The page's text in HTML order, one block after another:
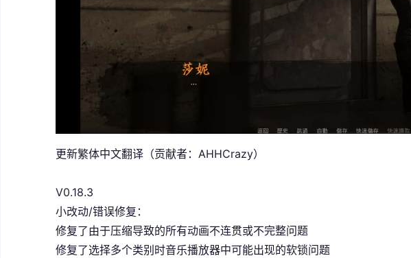
更新繁体中文翻译（贡献者：AHHCrazy）
V0.18.3
小改动/错误修复：
修复了由于压缩导致的所有动画不连贯或不完整问题
修复了选择多个类别时音乐播放器中可能出现的软锁问题